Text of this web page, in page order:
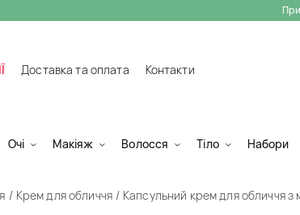
Доставка та оплата Контакти
Очі Макіяж Волосся Тіло Набори
Крем для обличчя
Капсульний крем для обличчя